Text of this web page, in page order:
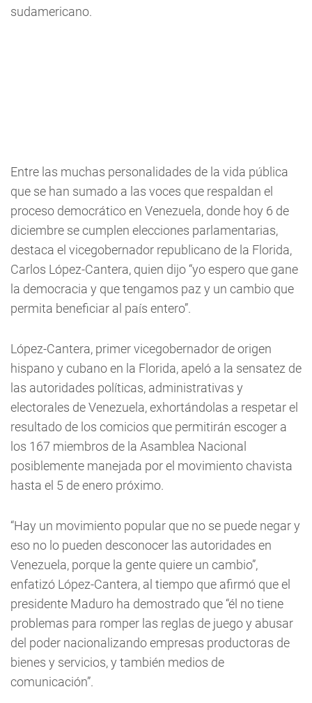
sudamericano.
Entre las muchas personalidades de la vida pública
que se han sumado a las voces que respaldan el
proceso democrático en Venezuela, donde hoy 6 de
diciembre se cumplen elecciones parlamentarias,
destaca el vicegobernador republicano de la Florida,
Carlos López-Cantera, quien dijo “yo espero que gane
la democracia y que tengamos paz y un cambio que
permita beneficiar al país entero”.
López-Cantera, primer vicegobernador de origen
hispano y cubano en la Florida, apeló a la sensatez de
las autoridades políticas, administrativas y
electorales de Venezuela, exhortándolas a respetar el
resultado de los comicios que permitirán escoger a
los 167 miembros de la Asamblea Nacional
posiblemente manejada por el movimiento chavista
hasta el 5 de enero próximo.
“Hay un movimiento popular que no se puede negar y
eso no lo pueden desconocer las autoridades en
Venezuela, porque la gente quiere un cambio”,
enfatizó López-Cantera, al tiempo que afirmó que el
presidente Maduro ha demostrado que “él no tiene
problemas para romper las reglas de juego y abusar
del poder nacionalizando empresas productoras de
bienes y servicios, y también medios de
comunicación”.